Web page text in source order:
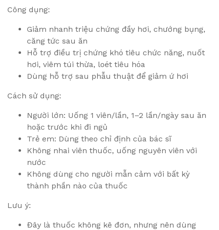
Công dụng:
Giảm nhanh triệu chứng đầy hơi, chướng bụng,
căng tức sau ăn
Hỗ trợ điều trị chứng khó tiêu chức năng, nuốt
hơi, viêm túi thừa, loét tiêu hóa
Dùng hỗ trợ sau phẫu thuật để giảm ứ hơi
Cách sử dụng:
Người lớn: Uống 1 viên/lần, 1–2 lần/ngày sau ăn
hoặc trước khi đi ngủ
Trẻ em: Dùng theo chỉ định của bác sĩ
Không nhai viên thuốc, uống nguyên viên với
nước
Không dùng cho người mẫn cảm với bất kỳ
thành phần nào của thuốc
Lưu ý:
Đây là thuốc không kê đơn, nhưng nên dùng